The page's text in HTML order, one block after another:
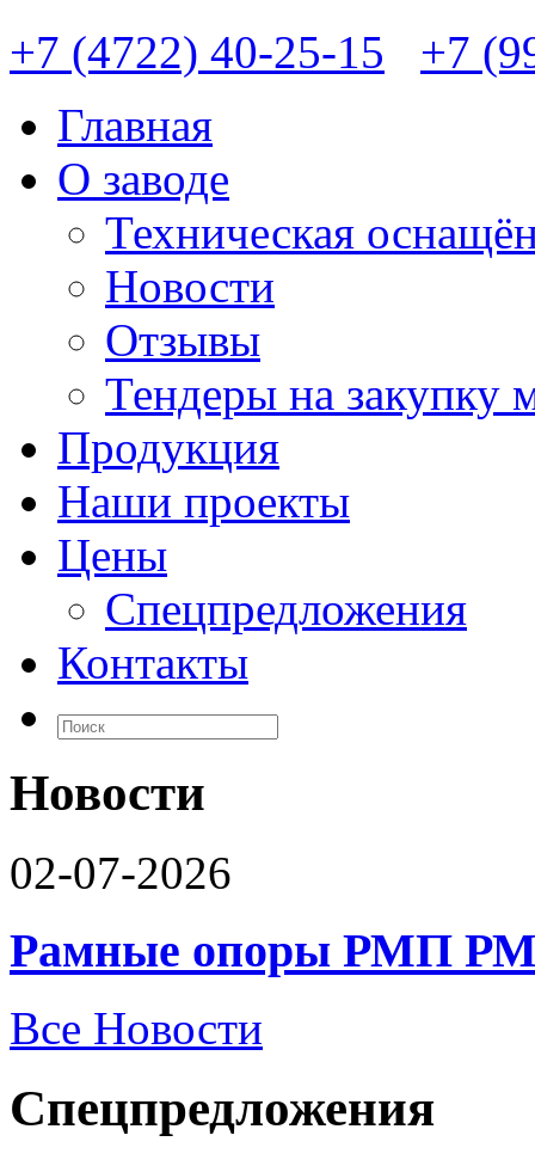
+7 (4722) 40-25-15
+7
Главная
О заводе
Техническая
Новости
Отзывы
Тендеры на закупку
Продукция
Наши проекты
Цены
Спецпредложения
Контакты
Новости
02-07-2026
Рамные опоры РМП
Все Новости
Спецпредложения